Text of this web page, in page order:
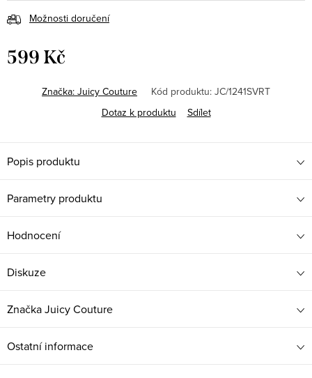
Možnosti doručení
599 Kč
Značka: Juicy Couture Kód produktu: JC/1241SVRT
Dotaz k produktu
Sdílet
Popis produktu
Parametry produktu
Hodnocení
Diskuze
ZnačkaJuicy Couture
Ostatní informace